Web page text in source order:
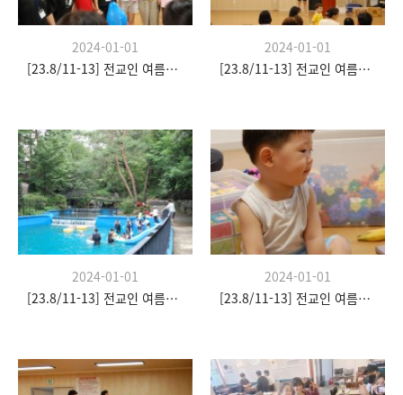
2024-01-01
[23.8/11-13] 전교인 여름수련회
2024-01-01
[23.8/11-13] 전교인 여름수련회
2024-01-01
[23.8/11-13] 전교인 여름수련회
2024-01-01
[23.8/11-13] 전교인 여름수련회